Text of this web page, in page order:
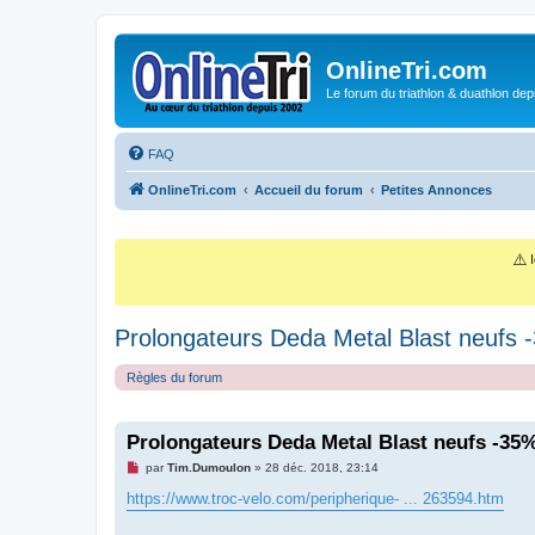
OnlineTri.com
Le forum du triathlon & duathlon
FAQ
OnlineTri.com Accueil du forum Petites Annonces
⚠️
Prolongateurs Deda Metal Blast neufs
Règles du forum
Prolongateurs Deda Metal Blast neufs -
M
s
s
parTim.Dumoulon» 28 déc. 2018, 23:14
https://www.troc-velo.com/peripherique- ... 263594.htm